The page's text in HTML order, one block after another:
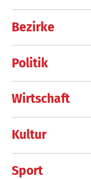
Bezirke
Politik
Wirtschaft
Kultur
Sport